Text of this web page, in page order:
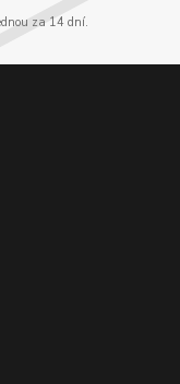
za 14 dní.